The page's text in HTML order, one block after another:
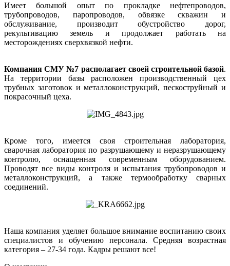
Имеет большой опыт по прокладке нефтепроводов,
трубопроводов, паропроводов, обвязке скважин и
обслуживание, производит обустройство дорог,
рекультивацию земель и продолжает работать на
месторождениях сверхвязкой нефти.
Компания СМУ №7 располагает своей строительной базой.
На территории базы расположен производственный цех
трубных заготовок и металлоконструкций, пескоструйный и
покрасочный цеха.
Кроме того, имеется своя строительная лаборатория,
сварочная лаборатория по разрушающему и неразрушающему
контролю, оснащенная современным оборудованием.
Проводят все виды контроля и испытания трубопроводов и
металлоконструкций, а также термообработку сварных
соединений.
Наша компания уделяет большое внимание воспитанию своих
специалистов и обучению персонала. Средняя возрастная
категория – 27-34 года. Кадры решают все!